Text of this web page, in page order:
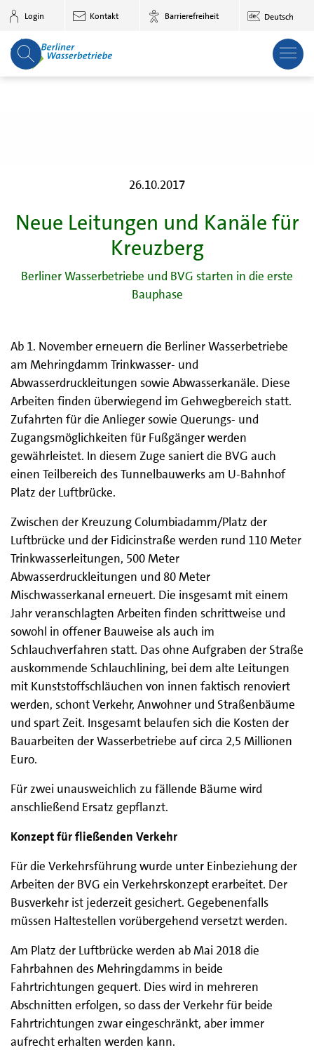
Zum Hauptinhalt springen
Login Kontakt Barrierefreiheit Deutsch
26.10.2017
Neue Leitungen und Kanäle für
Kreuzberg
Berliner Wasserbetriebe und BVG starten in die erste
Bauphase
Ab 1. November erneuern die Berliner Wasserbetriebe
am Mehringdamm Trinkwasser- und
Abwasserdruckleitungen sowie Abwasserkanäle. Diese
Arbeiten finden überwiegend im Gehwegbereich statt.
Zufahrten für die Anlieger sowie Querungs- und
Zugangsmöglichkeiten für Fußgänger werden
gewährleistet. In diesem Zuge saniert die BVG auch
einen Teilbereich des Tunnelbauwerks am U-Bahnhof
Platz der Luftbrücke.
Zwischen der Kreuzung Columbiadamm/Platz der
Luftbrücke und der Fidicinstraße werden rund 110 Meter
Trinkwasserleitungen, 500 Meter
Abwasserdruckleitungen und 80 Meter
Mischwasserkanal erneuert. Die insgesamt mit einem
Jahr veranschlagten Arbeiten finden schrittweise und
sowohl in offener Bauweise als auch im
Schlauchverfahren statt. Das ohne Aufgraben der Straße
auskommende Schlauchlining, bei dem alte Leitungen
mit Kunststoffschläuchen von innen faktisch renoviert
werden, schont Verkehr, Anwohner und Straßenbäume
und spart Zeit. Insgesamt belaufen sich die Kosten der
Bauarbeiten der Wasserbetriebe auf circa 2,5 Millionen
Euro.
Für zwei unausweichlich zu fällende Bäume wird
anschließend Ersatz gepflanzt.
Konzept für fließenden Verkehr
Für die Verkehrsführung wurde unter Einbeziehung der
Arbeiten der BVG ein Verkehrskonzept erarbeitet. Der
Busverkehr ist jederzeit gesichert. Gegebenenfalls
müssen Haltestellen vorübergehend versetzt werden.
Am Platz der Luftbrücke werden ab Mai 2018 die
Fahrbahnen des Mehringdamms in beide
Fahrtrichtungen gequert. Dies wird in mehreren
Abschnitten erfolgen, so dass der Verkehr für beide
Fahrtrichtungen zwar eingeschränkt, aber immer
aufrecht erhalten werden kann.